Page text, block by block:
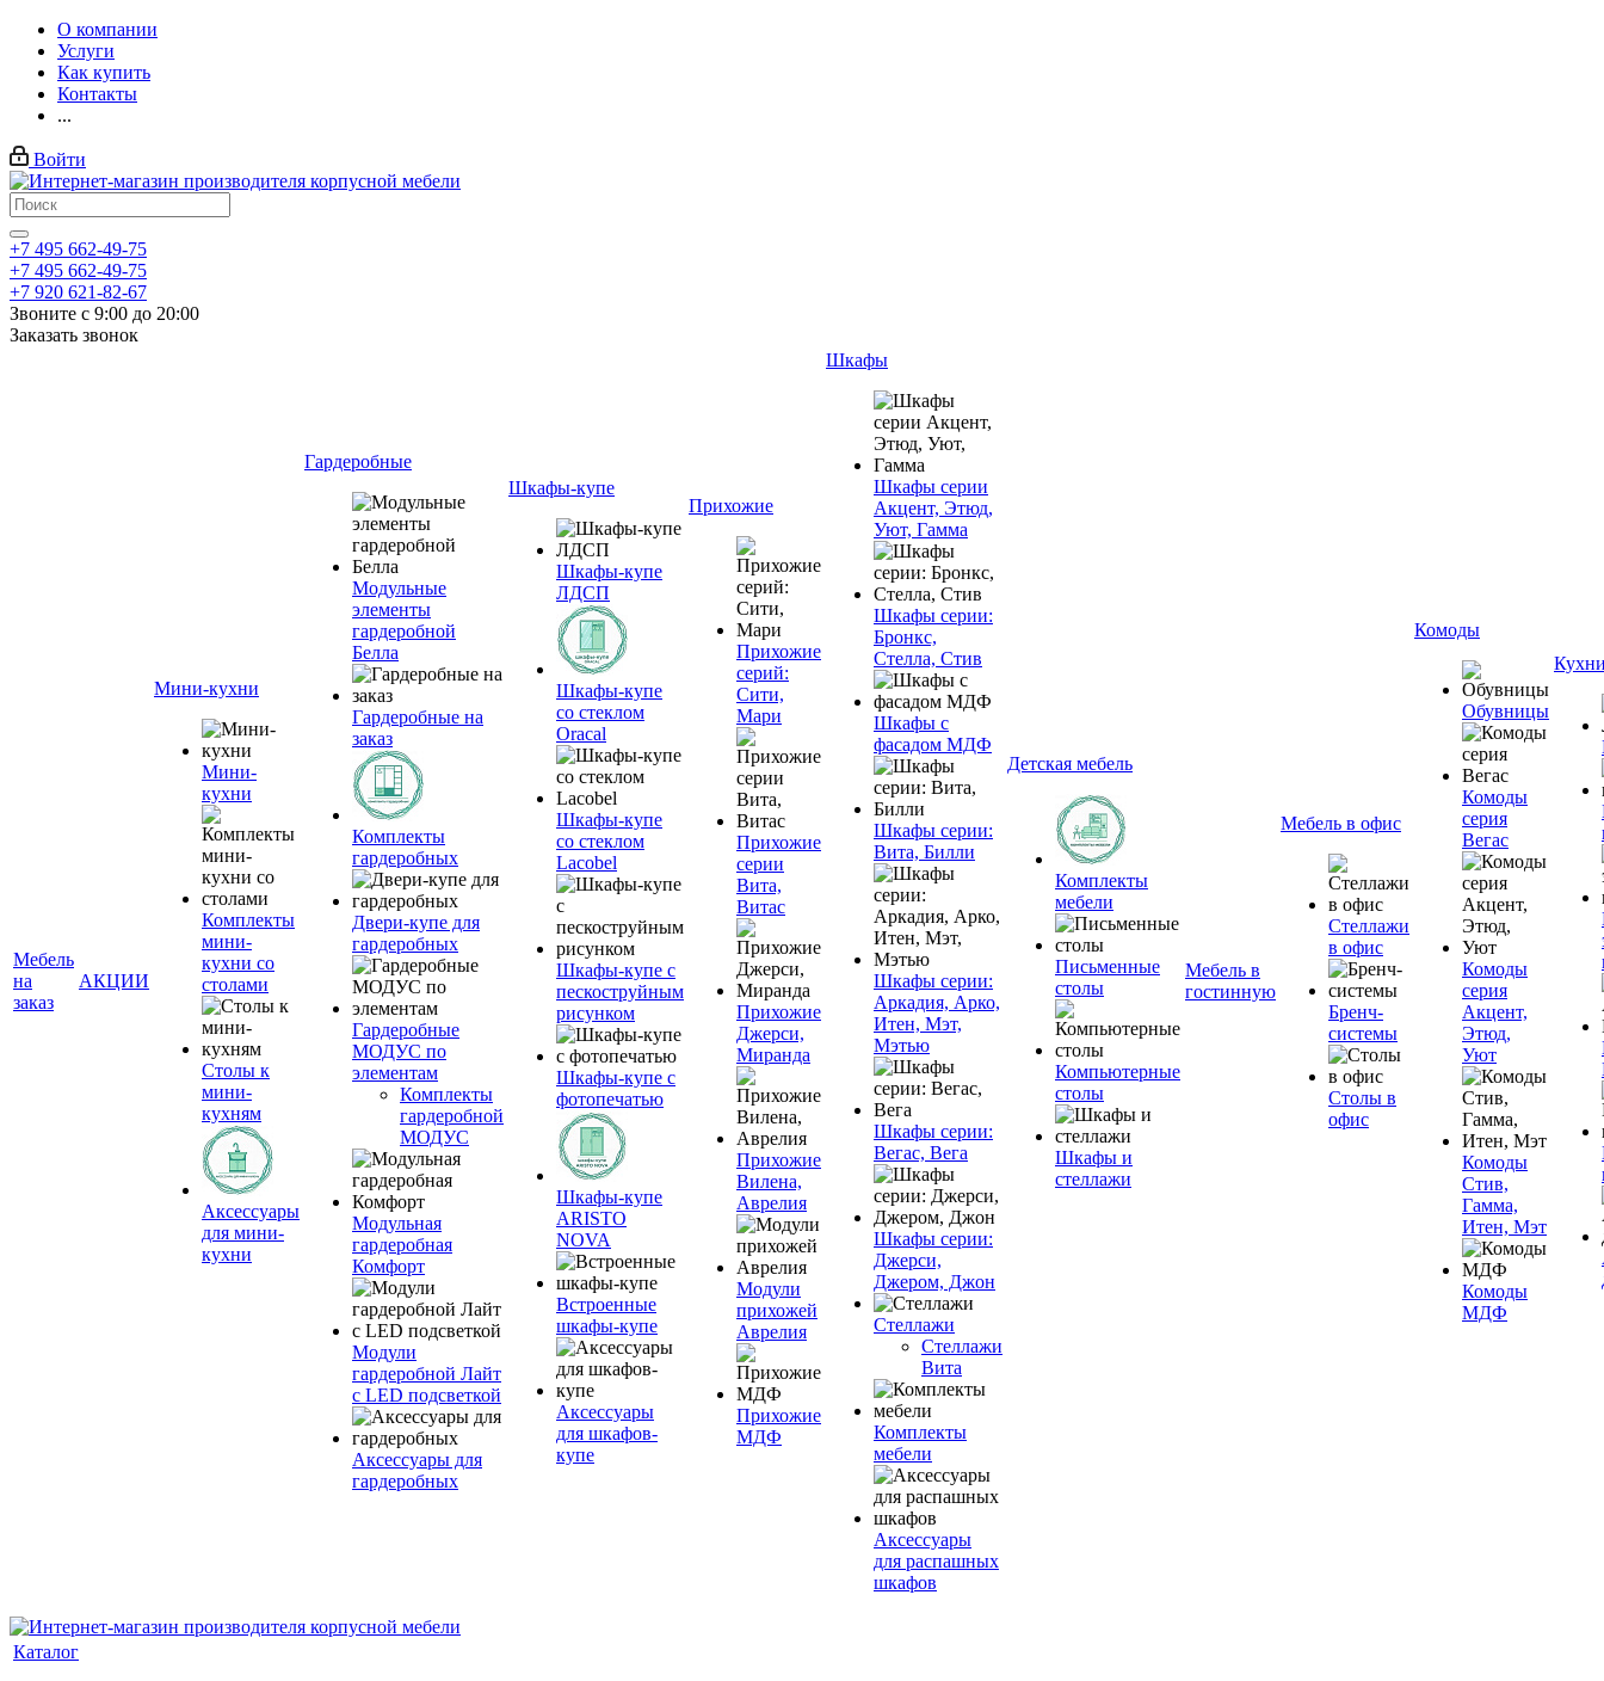
О компании
Услуги
Как купить
Контакты
...
Войти
+7 495 662-49-75
+7 495 662-49-75
+7 920 621-82-67
Звоните с 9:00 до 20:00
Заказать звонок
Мебель
на
заказ
АКЦИИ
Мини-кухни
Мини-
кухни
Комплекты
мини-
кухни со
столами
Столы к
мини-
кухням
Аксессуары
для мини-
кухни
Гардеробные
Модульные
элементы
гардеробной
Белла
Гардеробные на
заказ
Комплекты
гардеробных
Двери-купе для
гардеробных
Гардеробные
МОДУС по
элементам
Комплекты
гардеробной
МОДУС
Модульная
гардеробная
Комфорт
Модули
гардеробной Лайт
с LED подсветкой
Аксессуары для
гардеробных
Шкафы-купе
Шкафы-купе
ЛДСП
Шкафы-купе
со стеклом
Oracal
Шкафы-купе
со стеклом
Lacobel
Шкафы-купе с
пескоструйным
рисунком
Шкафы-купе с
фотопечатью
Шкафы-купе
ARISTO
NOVA
Встроенные
шкафы-купе
Аксессуары
для шкафов-
купе
Прихожие
Прихожие
серий:
Сити,
Мари
Прихожие
серии
Вита,
Витас
Прихожие
Джерси,
Миранда
Прихожие
Вилена,
Аврелия
Модули
прихожей
Аврелия
Прихожие
МДФ
Шкафы
Шкафы серии
Акцент, Этюд,
Уют, Гамма
Шкафы серии:
Бронкс,
Стелла, Стив
Шкафы с
фасадом МДФ
Шкафы серии:
Вита, Билли
Шкафы серии:
Аркадия, Арко,
Итен, Мэт,
Мэтью
Шкафы серии:
Вегас, Вега
Шкафы серии:
Джерси,
Джером, Джон
Стеллажи
Стеллажи
Вита
Комплекты
мебели
Аксессуары
для распашных
шкафов
Детская мебель
Комплекты
мебели
Письменные
столы
Компьютерные
столы
Шкафы и
стеллажи
Мебель в
гостинную
Мебель в офис
Стеллажи
в офис
Бренч-
системы
Столы в
офис
Комоды
Обувницы
Комоды
серия
Вегас
Комоды
серия
Акцент,
Этюд,
Уют
Комоды
Стив,
Гамма,
Итен, Мэт
Комоды
МДФ
Каталог